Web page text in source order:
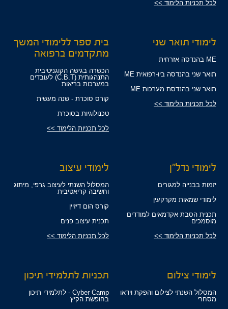
לכל תכניות הלימוד >>
לימודי תואר שני
ME בהנדסה אזרחית
תואר שני בהנדסה ביו-רפואית ME
תואר שני בהנדסת מערכות ME
לכל תכניות הלימוד >>
בית ספר ללימודי המשך
מתקדמים ברפואה
הכשרה בגישה הקוגניטיבית
התנהגותית (C.B.T) לעובדים
במערכות בריאות
קורס סוכרת - שנה מעשית
טכנולוגיות בסוכרת
לכל תכניות הלימוד >>
לימודי נדל"ן
יזמות בבנייה למגורים
לימודי שמאות מקרקעין
תכנית הסבת אקדמאים למודדים
מוסמכים
לכל תכניות הלימוד >>
לימודי עיצוב
המסלול השנתי לעיצוב גרפי, מיתוג
וחשיבה קריאטיבית
קורס הום דיזיין
תכנית עיצוב פנים
לכל תכניות הלימוד >>
לימודי צילום
המסלול השנתי לצילום והפקת וידאו
מסחרי
תכניות לתלמידי תיכון
Cyber Camp - לתלמידי תיכון
בחופשת הקיץ